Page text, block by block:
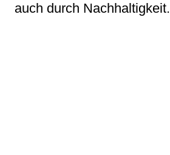
auch durch Nachhaltigkeit.